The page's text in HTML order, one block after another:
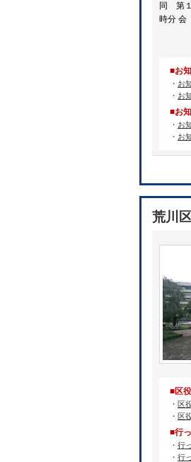
同 第１
時分
■お
・ お
・ お
■お
・ お
・ お
荒川
■区
・ 区
・ 区
■行
・ 行
・ 行